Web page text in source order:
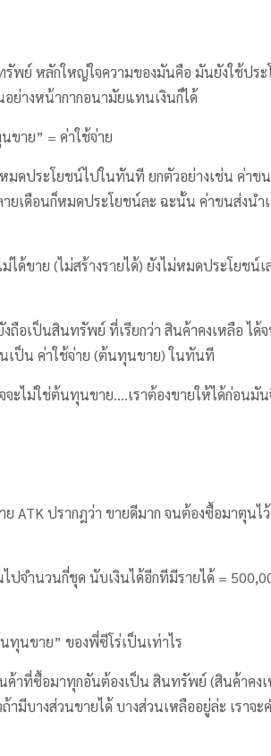
พย์ หลักใหญ่ใจความของมันคือ มันยังใช้ประ
ย่างหน้ากากอนามัยแทนเงินก็ได้
ขาย” = ค่าใช้จ่าย
มดประโยชน์ไปในทันที ยกตัวอย่างเช่น ค่าข
เดือนก็หมดประโยชน์ละ ฉะนั้น ค่าขนส่งนำเ
ได้ขาย (ไม่สร้างรายได้) ยังไม่หมดประโยชน์
ถือเป็นสินทรัพย์ ที่เรียกว่า สินค้าคงเหลือ ได้
เป็น ค่าใช้จ่าย (ต้นทุนขาย) ในทันที
ะไม่ใช่ต้นทุนขาย….เราต้องขายให้ได้ก่อนมั
ATK ปรากฎว่า ขายดีมาก จนต้องซื้อมาตุนไ
ปจำนวนกี่ชุด นับเงินได้อีกทีมีรายได้ =
ทุนขาย” ของพี่ซีโร่เป็นเท่าไร
ค้าที่ซื้อมาทุกอันต้องเป็น สินทรัพย์ (สินค้าคง
ามีบางส่วนขายได้ บางส่วนเหลืออยู่ล่ะ เราจ